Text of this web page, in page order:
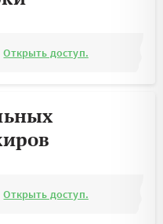
Открыть доступ.
Открыть доступ.